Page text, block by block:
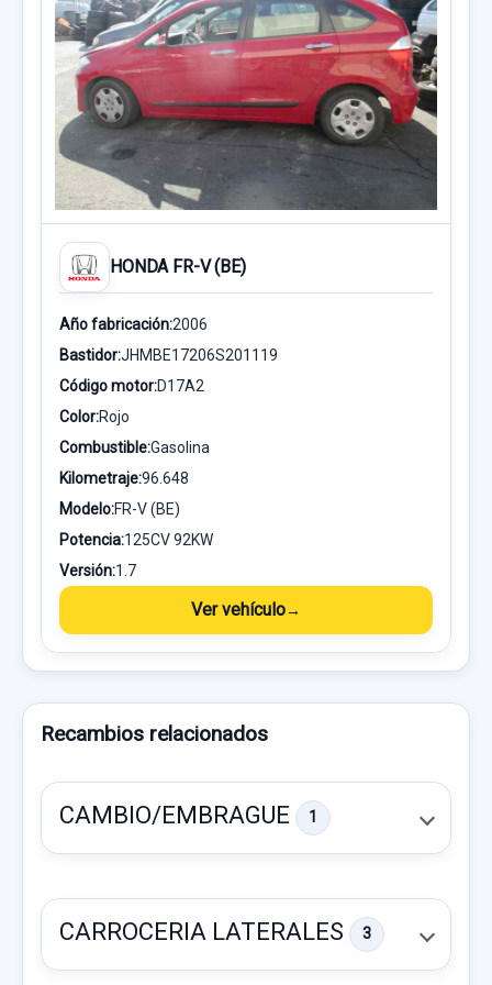
HONDA FR-V (BE)
Año fabricación:2006
Bastidor:JHMBE17206S201119
Código motor:D17A2
Color:Rojo
Combustible:Gasolina
Kilometraje:96.648
Modelo:FR-V (BE)
Potencia:125CV 92KW
Versión:1.7
Ver vehículo
Recambios relacionados
CAMBIO/EMBRAGUE 1
CARROCERIA LATERALES 3